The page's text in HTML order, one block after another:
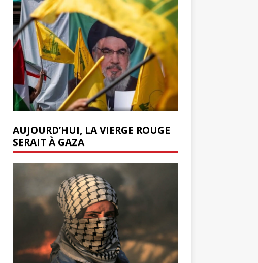
AUJOURD’HUI, LA VIERGE ROUGE
SERAIT À GAZA